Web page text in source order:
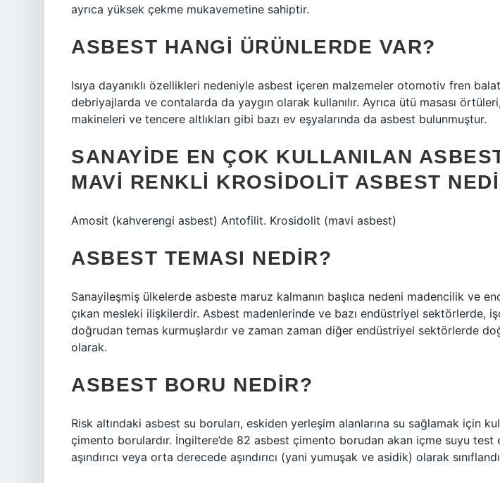
ayrıca yüksek çekme mukavemetine sahiptir.
ASBEST HANGI ÜRÜNLERDE VAR?
Isıya dayanıklı özellikleri nedeniyle asbest içeren malzemeler otomotiv fren
debriyajlarda ve contalarda da yaygın olarak kullanılır. Ayrıca ütü masası
makineleri ve tencere altlıkları gibi bazı ev eşyalarında da asbest bulunmuştur.
SANAYIDE EN ÇOK KULLANILAN
MAVI RENKLI KROSIDOLIT ASBEST
Amosit (kahverengi asbest) Antofilit. Krosidolit (mavi asbest)
ASBEST TEMASI NEDIR?
Sanayileşmiş ülkelerde asbeste maruz kalmanın başlıca nedeni madencilik ve
çıkan mesleki ilişkilerdir. Asbest madenlerinde ve bazı endüstriyel sektörlerde,
doğrudan temas kurmuşlardır ve zaman zaman diğer endüstriyel sektörlerde
olarak.
ASBEST BORU NEDIR?
Risk altındaki asbest su boruları, eskiden yerleşim alanlarına su sağlamak için
çimento borulardır. İngiltere’de 82 asbest çimento borudan akan içme suyu test
aşındırıcı veya orta derecede aşındırıcı (yani yumuşak ve asidik) olarak